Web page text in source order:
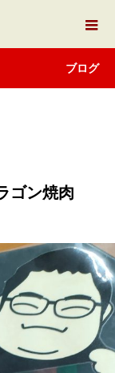
ブログ
ゴン焼肉